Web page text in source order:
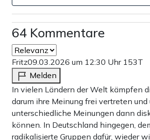
64 Kommentare
Fritz09.03.2026 um 12:30 Uhr 153T
Melden
In vielen Ländern der Welt kämpfen
darum ihre Meinung frei vertreten und
unterschiedliche Meinungen dann
können. In Deutschland hingegen,
radikalisierte Gruppen dafür, wieder